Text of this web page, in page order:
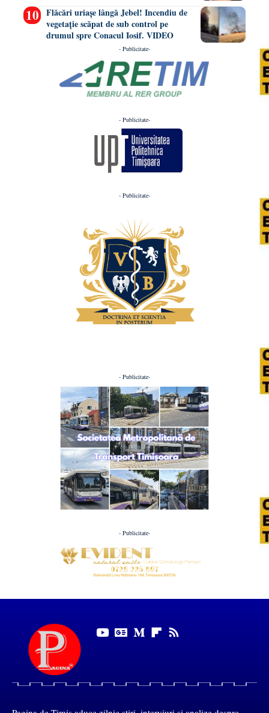
Flăcări uriașe lângă Jebel! Incendiu de
vegetație scăpat de sub control pe
drumul spre Conacul Iosif. VIDEO
- Publicitate-
- Publicitate-
- Publicitate-
- Publicitate-
- Publicitate-